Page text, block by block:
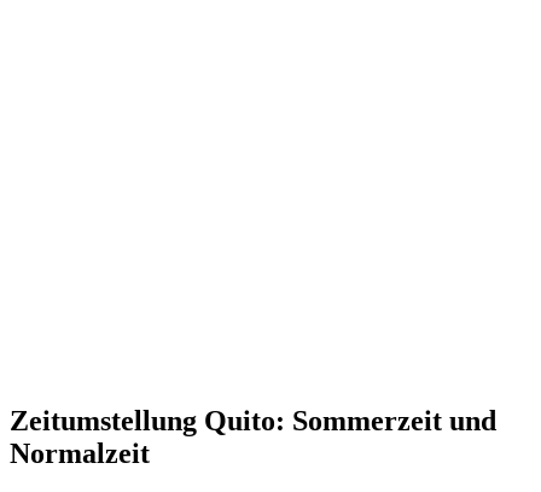
Zeitumstellung Quito: Sommerzeit und
Normalzeit